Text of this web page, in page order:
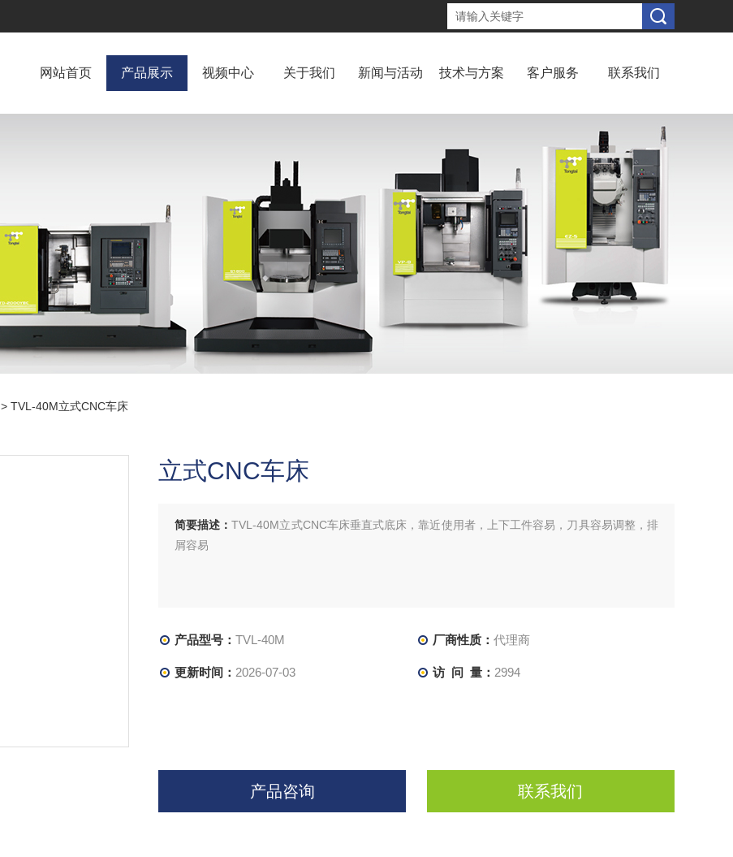
网站首页 产品展示 视频中心 关于我们 新闻与活动 技术与方案 客户服务 联系我们
> TVL-40M立式CNC车床
立式CNC车床
简要描述：TVL-40M立式CNC车床垂直式底床，靠近使用者，上下工件容易，刀具容易调整，排
屑容易
产品型号： TVL-40M 厂商性质： 代理商
更新时间： 2026-07-03 访 问 量： 2994
产品咨询 联系我们